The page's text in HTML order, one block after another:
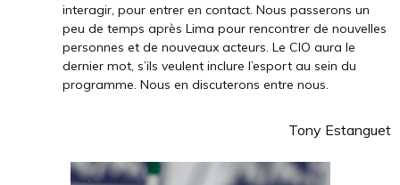
interagir, pour entrer en contact. Nous passerons un
peu de temps après Lima pour rencontrer de nouvelles
personnes et de nouveaux acteurs. Le CIO aura le
dernier mot, s’ils veulent inclure l’esport au sein du
programme. Nous en discuterons entre nous.
Tony Estanguet